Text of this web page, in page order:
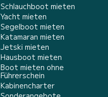
Schlauchboot mieten
Yacht mieten
Segelboot mieten
Katamaran mieten
Jetski mieten
Hausboot mieten
Boot mieten ohne
Führerschein
Kabinencharter